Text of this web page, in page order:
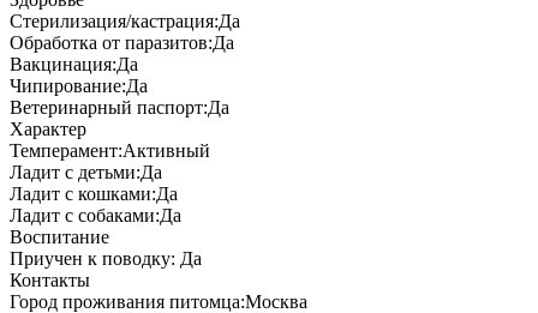
Стерилизация/кастрация:Да
Обработка от паразитов:Да
Вакцинация:Да
Чипирование:Да
Ветеринарный паспорт:Да
Характер
Темперамент:Активный
Ладит с детьми:Да
Ладит с кошками:Да
Ладит с собаками:Да
Воспитание
Приучен к поводку: Да
Контакты
Город проживания питомца:Москва